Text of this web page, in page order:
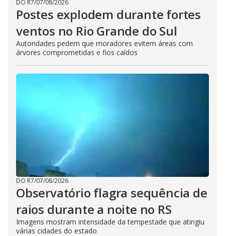
DO R7/07/08/2026
Postes explodem durante fortes
ventos no Rio Grande do Sul
Autoridades pedem que moradores evitem áreas com
árvores comprometidas e fios caídos
DO R7/07/08/2026
Observatório flagra sequência de
raios durante a noite no RS
Imagens mostram intensidade da tempestade que atingiu
várias cidades do estado